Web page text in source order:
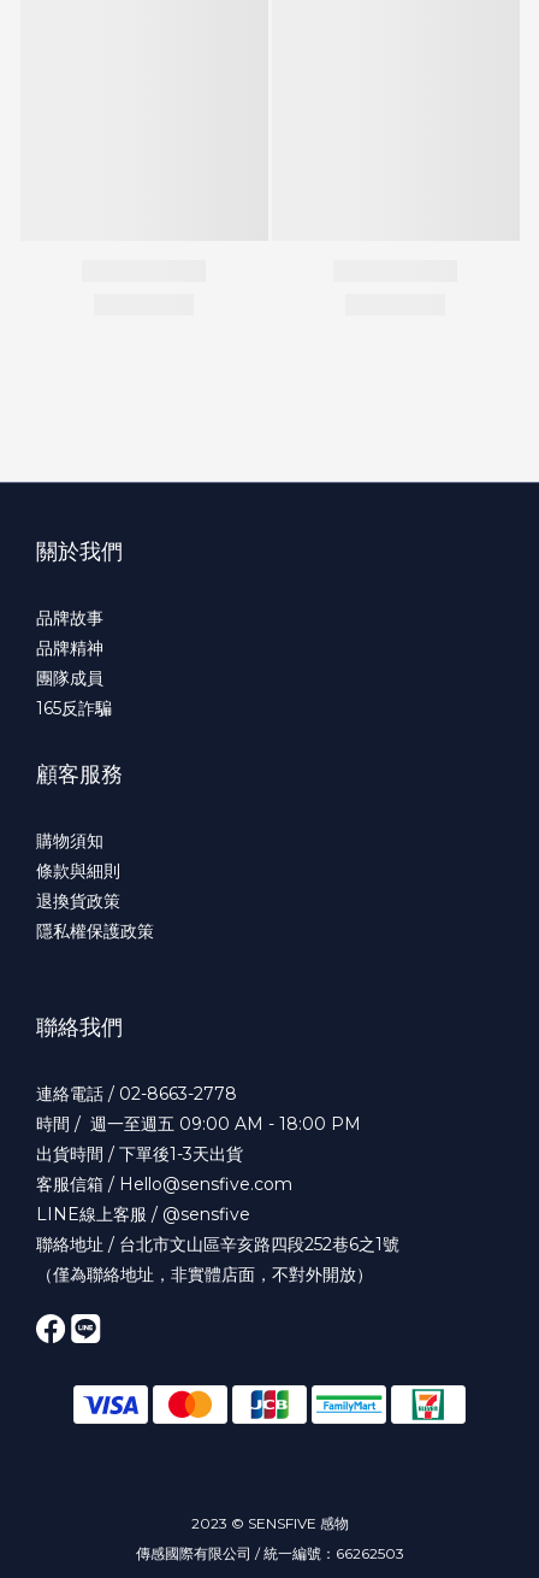
關於我們
品牌故事
品牌精神
團隊成員
165反詐騙
顧客服務
購物須知
條款與細則
退換貨政策
隱私權保護政策
聯絡我們
連絡電話 / 02-8663-2778
時間 / 週一至週五 09:00 AM - 18:00 PM
出貨時間 / 下單後1-3天出貨
客服信箱 / Hello@sensfive.com
LINE線上客服 / @sensfive
聯絡地址 / 台北市文山區辛亥路四段252巷6之1號
（僅為聯絡地址，非實體店面，不對外開放）
2023 © SENSFIVE 感物
傳感國際有限公司 / 統一編號：66262503